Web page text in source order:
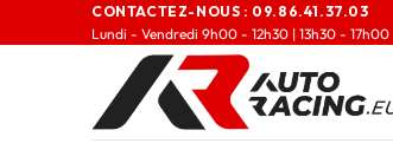
CONTACTEZ-NOUS : 09.86.41.37.03
Lundi - Vendredi 9h00 - 12h30 | 13h30 - 17h00